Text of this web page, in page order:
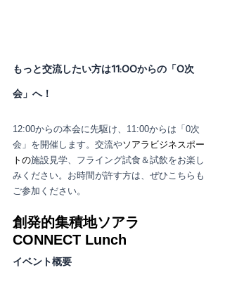
もっと交流したい方は11:00からの「0次
会」へ！
12:00からの本会に先駆け、11:00からは「0次
会」を開催します。交流やソアラビジネスポー
トの施設見学、フライング試食＆試飲をお楽し
みください。お時間が許す方は、ぜひこちらも
ご参加ください。
創発的集積地ソアラ
CONNECT Lunch
イベント概要